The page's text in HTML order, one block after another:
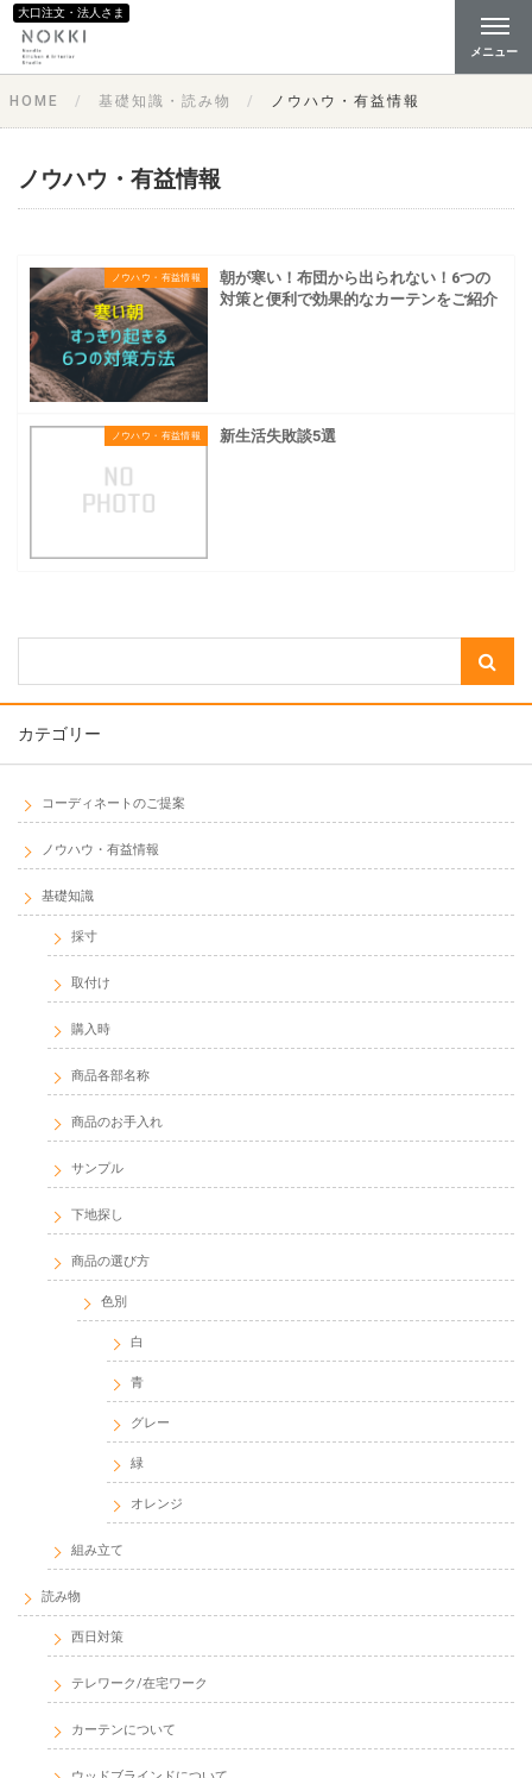
大口注文・法人さま
メニュー
HOME 基礎知識・読み物 ノウハウ・有益情報
ノウハウ・有益情報
ノウハウ・有益情報
朝が寒い！布団から出られない！6つの
対策と便利で効果的なカーテンをご紹介
ノウハウ・有益情報 新生活失敗談5選
カテゴリー
コーディネートのご提案
ノウハウ・有益情報
基礎知識
採寸
取付け
購入時
商品各部名称
商品のお手入れ
サンプル
下地探し
商品の選び方
色別
白
青
グレー
緑
オレンジ
組み立て
読み物
西日対策
テレワーク/在宅ワーク
カーテンについて